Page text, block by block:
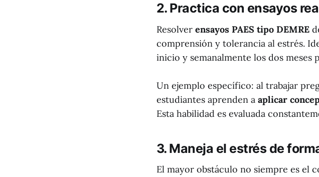
2. Practica con ensayos
Resolver ensayos PAES tipo DEMRE
comprensión y tolerancia al estrés.
inicio y semanalmente los dos meses
Un ejemplo específico: al trabajar
estudiantes aprenden a aplicar
Esta habilidad es evaluada
3. Maneja el estrés de
El mayor obstáculo no siempre es el